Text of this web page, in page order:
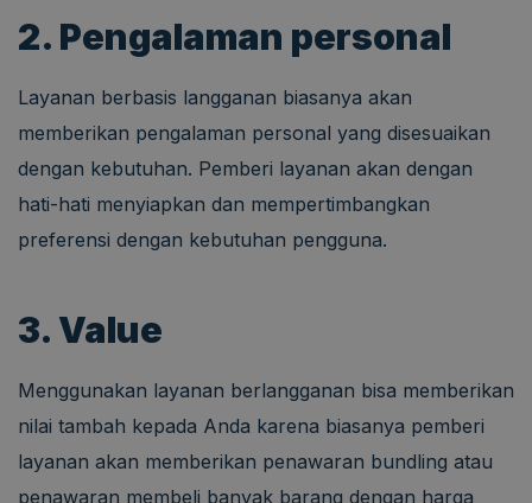
2. Pengalaman personal
Layanan berbasis langganan biasanya akan
memberikan pengalaman personal yang disesuaikan
dengan kebutuhan. Pemberi layanan akan dengan
hati-hati menyiapkan dan mempertimbangkan
preferensi dengan kebutuhan pengguna.
3. Value
Menggunakan layanan berlangganan bisa memberikan
nilai tambah kepada Anda karena biasanya pemberi
layanan akan memberikan penawaran bundling atau
penawaran membeli banyak barang dengan harga